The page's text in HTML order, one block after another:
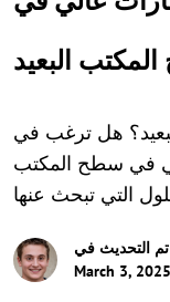
البعيد
هل ترغب في
في سطح المكتب
التحديث في
March 3, 2025